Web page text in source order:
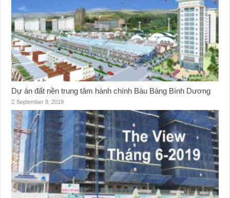
Dự án đất nền trung tâm hành chính Bàu Bàng Bình Dương
September 8, 2019